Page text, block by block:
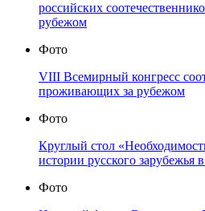
российских
рубежом
Фото
VIII Всемирный конгресс
проживающих за рубежом
Фото
Круглый стол
истории русского
Фото